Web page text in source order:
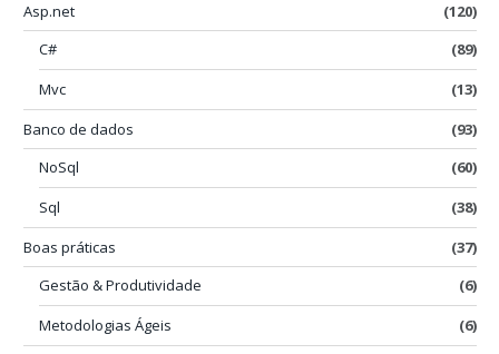
Asp.net
(120)
C#
(89)
Mvc
(13)
Banco de dados
(93)
NoSql
(60)
Sql
(38)
Boas práticas
(37)
Gestão & Produtividade
(6)
Metodologias Ágeis
(6)